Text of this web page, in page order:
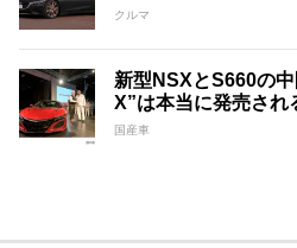
クルマ
新型NSXとS660の
X”は本当に発売され
国産車